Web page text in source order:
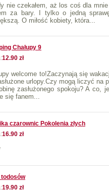
nie czekałem, aż los coś dla
za bary. I tylko o jedną
O miłość kobiety, która...
Chałupy 9
12.90 zł
welcome to!Zaczynają się
urlopy.Czy mogą liczyć na
zasłużonego spokoju? A co,
się fanem...
czarownic Pokolenia złych
16.90 zł
todosów
19.90 zł